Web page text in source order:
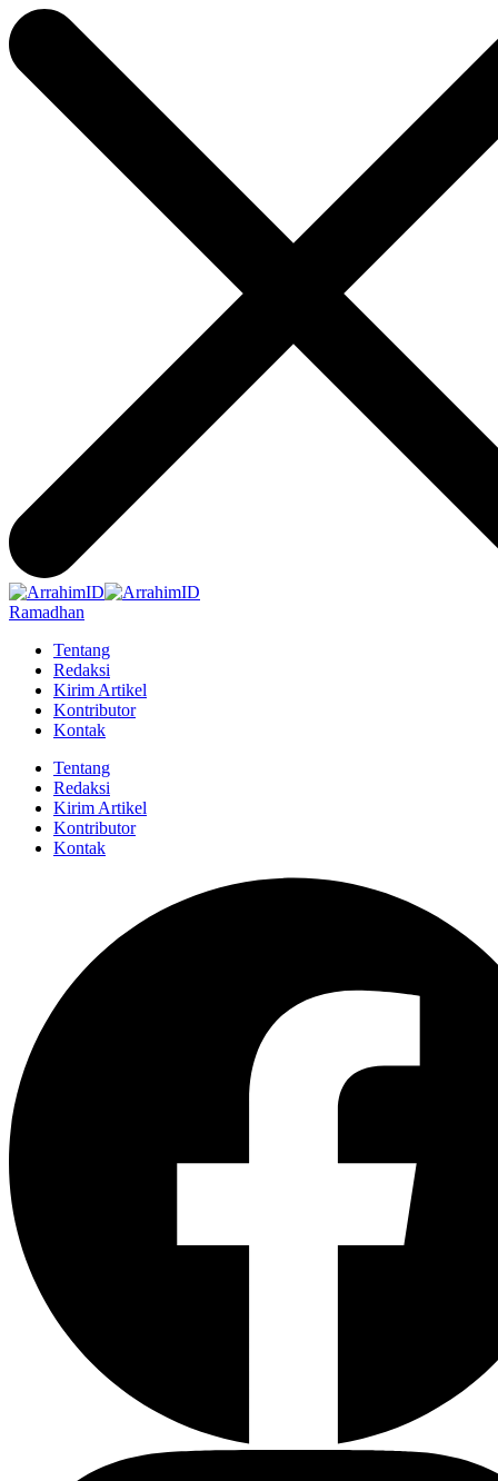
Ramadhan
Tentang
Redaksi
Kirim Artikel
Kontributor
Kontak
Tentang
Redaksi
Kirim Artikel
Kontributor
Kontak